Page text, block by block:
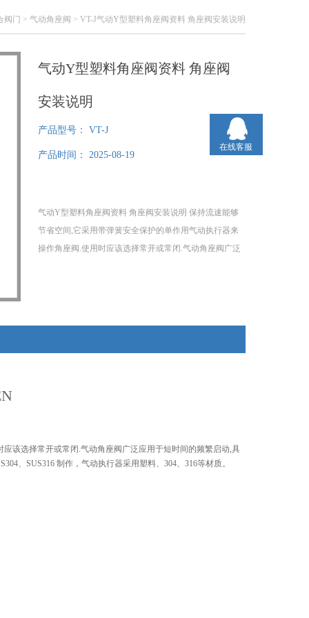
阀门 > 气动角座阀 > VT-J气动Y型塑料角座阀资料 角座阀安装说明
气动Y型塑料角座阀资料 角座阀
安装说明
产品型号： VT-J
产品时间： 2025-08-19
气动Y型塑料角座阀资料 角座阀安装说明 保持流速能够
节省空间,它采用带弹簧安全保护的单作用气动执行器来
操作角座阀.使用时应该选择常开或常闭.气动角座阀广泛
该选择常开或常闭.气动角座阀广泛应用于短时间的频繁启动,具
、SUS316 制作，气动执行器采用塑料、304、316等材质。
在线客服